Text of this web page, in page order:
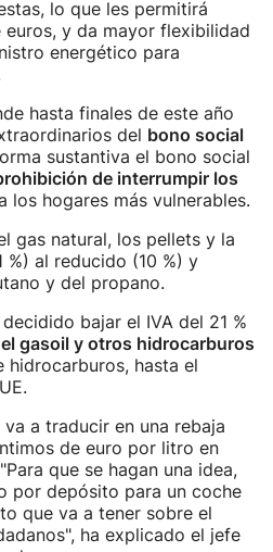
lo que les permitirá
y da mayor flexibilidad
energético para
hasta finales de este año
del bono social
sustantiva el bono social
de interrumpir los
los hogares más vulnerables.
gas natural, los pellets y la
al reducido (10 %) y
y del propano.
bajar el IVA del 21 %
gasoil y otros hidrocarburos
hasta el
a traducir en una rebaja
de euro por litro en
que se hagan una idea,
por depósito para un coche
que va a tener sobre el
ha explicado el jefe